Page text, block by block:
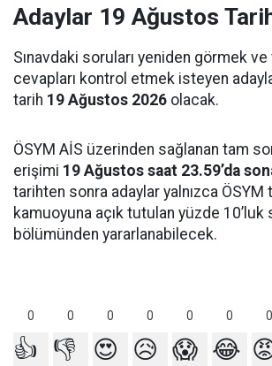
Adaylar 19 Ağustos
Sınavdaki soruları yeniden görmek
cevapları kontrol etmek isteyen
tarih 19 Ağustos 2026 olacak.
ÖSYM AİS üzerinden sağlanan tam
erişimi 19 Ağustos saat 23.59’da
tarihten sonra adaylar yalnızca ÖSYM
kamuoyuna açık tutulan yüzde
bölümünden yararlanabilecek.
0 0 0 0 0 0 0
👍 👎 😍 😥 😱 😂